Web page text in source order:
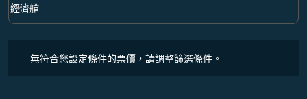
艙等 option 經濟艙 Selected
經濟艙
keyboard_arrow_down
無符合您設定條件的票價，請調整篩選條件。